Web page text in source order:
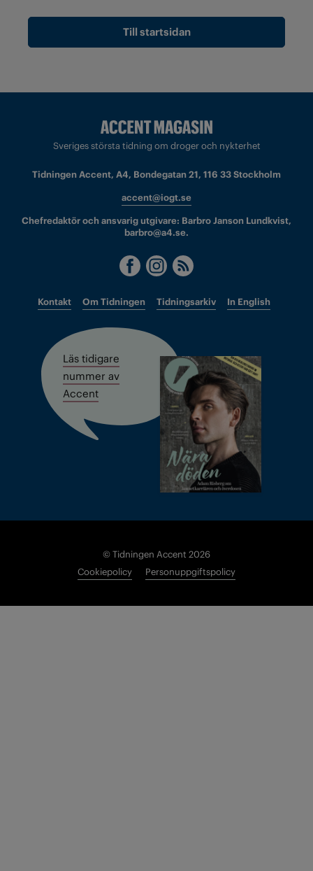
Till startsidan
Sveriges största tidning om droger och nykterhet
Tidningen Accent, A4, Bondegatan 21, 116 33 Stockholm
accent@iogt.se
Chefredaktör och ansvarig utgivare: Barbro Janson Lundkvist,
barbro@a4.se.
Kontakt Om Tidningen Tidningsarkiv In English
Läs tidigare
nummer av
Accent
© Tidningen Accent 2026
Cookiepolicy
Personuppgiftspolicy